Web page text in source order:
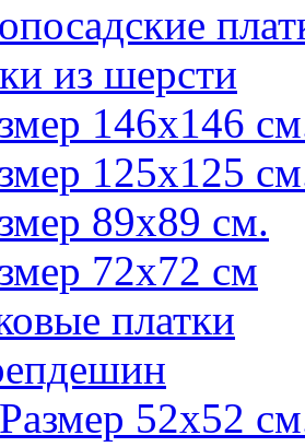
из шерсти
146х146
125х125
89х89 см.
72x72 см
платки
Размер 52х52